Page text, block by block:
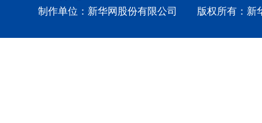
制作单位：新华网股份有限公司 版权所有：新